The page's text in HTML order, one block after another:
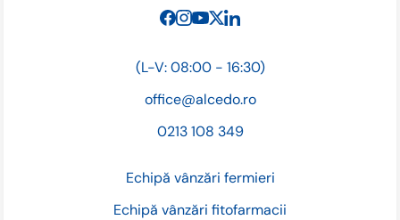
(L-V: 08:00 - 16:30)
office@alcedo.ro
0213 108 349
Echipă vânzări fermieri
Echipă vânzări fitofarmacii